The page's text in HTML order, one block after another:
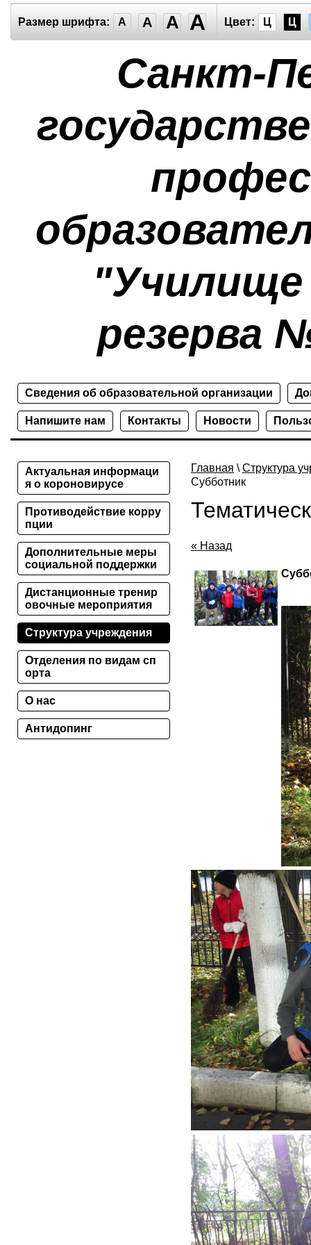
Размер шрифта: A A A A Цвет: Ц Ц
Санкт-
"Училище
резерва
Сведения об образовательной организации
Напишите нам Контакты Новости
Главная \ Структура
Субботник
« Назад
Актуальная информаци
я о короновирусе
Противодействие корру
пции
Дополнительные меры
социальной поддержки
Дистанционные тренир
овочные мероприятия
Структура учреждения
Отделения по видам сп
орта
О нас
Антидопинг